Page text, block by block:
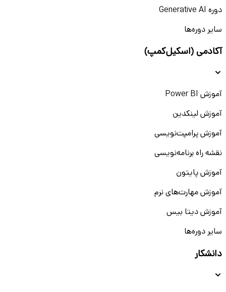
دوره Generative AI
سایر دوره‌ها
آکادمی (اسکیل‌کمپ)
آموزش Power BI
آموزش لینکدین
آموزش پرامپت‌نویسی
نقشه راه برنامه‌نویسی
آموزش پایتون
آموزش مهارت‌های نرم
آموزش دیتا بیس
سایر دوره‌ها
دانشکار